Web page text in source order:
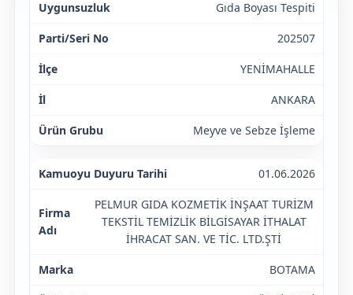
Gıda Boyası Tespiti
202507
YENİMAHALLE
ANKARA
Meyve ve Sebze İşleme
01.06.2026
PELMUR GIDA KOZMETİK İNŞAAT TURİZM
TEKSTİL TEMİZLİK BİLGİSAYAR İTHALAT
İHRACAT SAN. VE TİC. LTD.ŞTİ
BOTAMA